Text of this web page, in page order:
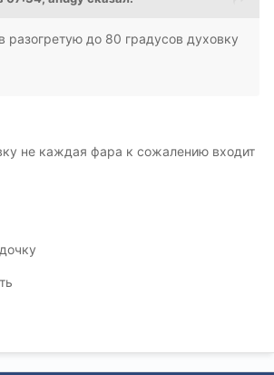
разогретую до 80 градусов духовку
не каждая фара к сожалению входит